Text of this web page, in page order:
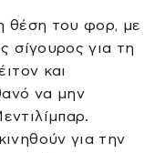
θέση του φορ, με
σίγουρος για τη
και
να μην
για την